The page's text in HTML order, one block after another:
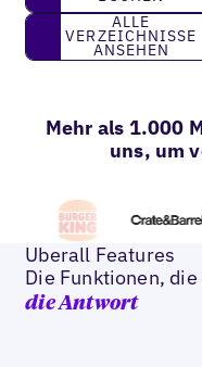
Alle Verzeichnisse
ALLE
VERZEICHNISSE
ANSEHEN
Mehr als 1.000
uns, um
Uberall Features
Die Funktionen,
die Antwort